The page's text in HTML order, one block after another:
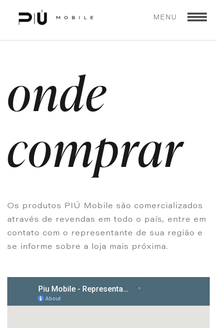
MENU
onde
comprar
Os produtos PIÚ Mobile são comercializados
através de revendas em todo o país, entre em
contato com o representante de sua região e
se informe sobre a loja mais próxima.